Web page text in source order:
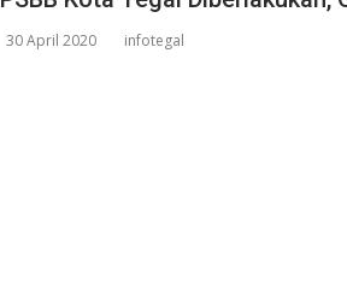
30 April 2020 infotegal